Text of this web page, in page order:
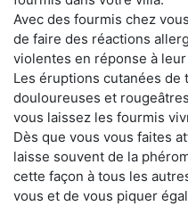
Avec des fourmis chez
de faire des réactions
violentes en réponse à
Les éruptions cutanées
douloureuses et
vous laissez les fourmis
Dès que vous vous faites
laisse souvent de la
cette façon à tous les
vous et de vous piquer